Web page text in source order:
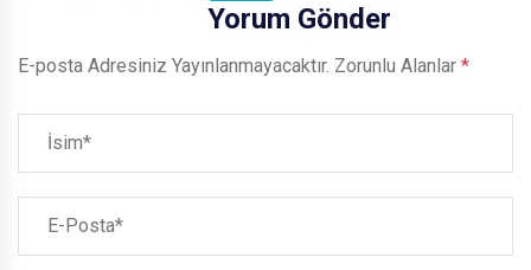
Yorum Gönder
E-posta Adresiniz Yayınlanmayacaktır. Zorunlu Alanlar *